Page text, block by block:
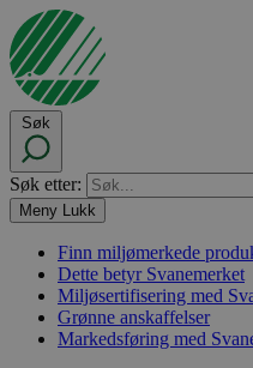
Søk
Søk etter:
Meny Lukk
Finn miljømerkede
Dette betyr Svanemerket
Miljøsertifisering med
Grønne anskaffelser
Markedsføring med